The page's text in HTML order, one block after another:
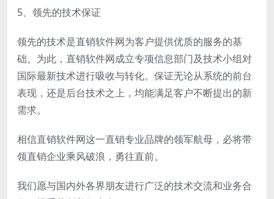
5、领先的技术保证
领先的技术是直销软件网为客户提供优质的服务的基
础。为此，直销软件网成立专项信息部门及技术小组对
国际最新技术进行吸收与转化。保证无论从系统的前台
表现，还是后台技术之上，均能满足客户不断提出的新
需求。
相信直销软件网这一直销专业品牌的领军航母，必将带
领直销企业乘风破浪，勇往直前。
我们愿与国内外各界朋友进行广泛的技术交流和业务合